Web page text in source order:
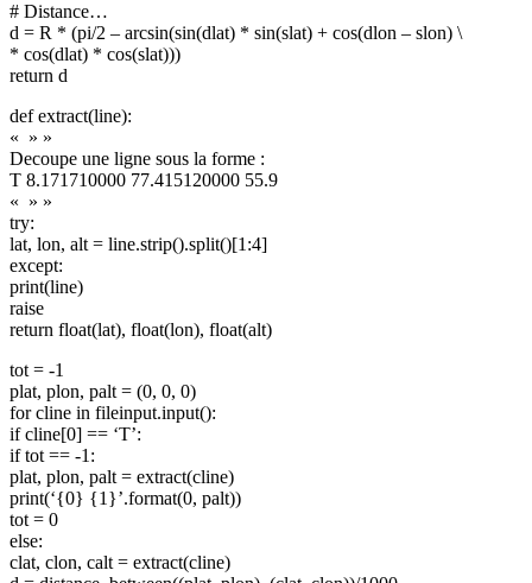
# Distance…
d = R * (pi/2 – arcsin(sin(dlat) * sin(slat) + cos(dlon – slon) \
* cos(dlat) * cos(slat)))
return d
def extract(line):
« » »
Decoupe une ligne sous la forme :
T 8.171710000 77.415120000 55.9
« » »
try:
lat, lon, alt = line.strip().split()[1:4]
except:
print(line)
raise
return float(lat), float(lon), float(alt)
tot = -1
plat, plon, palt = (0, 0, 0)
for cline in fileinput.input():
if cline[0] == ‘T’:
if tot == -1:
plat, plon, palt = extract(cline)
print(‘{0} {1}’.format(0, palt))
tot = 0
else:
clat, clon, calt = extract(cline)